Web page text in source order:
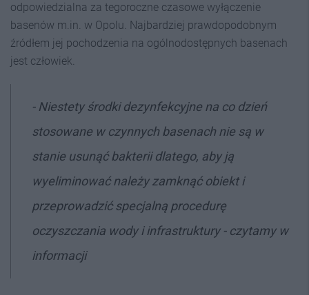
odpowiedzialna za tegoroczne czasowe wyłączenie
basenów m.in. w Opolu. Najbardziej prawdopodobnym
źródłem jej pochodzenia na ogólnodostępnych basenach
jest człowiek.
- Niestety środki dezynfekcyjne na co dzień
stosowane w czynnych basenach nie są w
stanie usunąć bakterii dlatego, aby ją
wyeliminować należy zamknąć obiekt i
przeprowadzić specjalną procedurę
oczyszczania wody i infrastruktury - czytamy w
informacji